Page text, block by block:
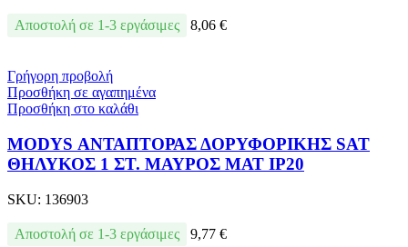
Αποστολή σε 1-3 εργάσιμες 8,06 €
Γρήγορη προβολή
Προσθήκη σε αγαπημένα
Προσθήκη στο καλάθι
MODYS ΑΝΤΑΠΤΟΡΑΣ ΔΟΡΥΦΟΡΙΚΗΣ SAT
ΘΗΛΥΚΟΣ 1 ΣΤ. ΜΑΥΡΟΣ ΜΑΤ IP20
SKU: 136903
Αποστολή σε 1-3 εργάσιμες 9,77 €